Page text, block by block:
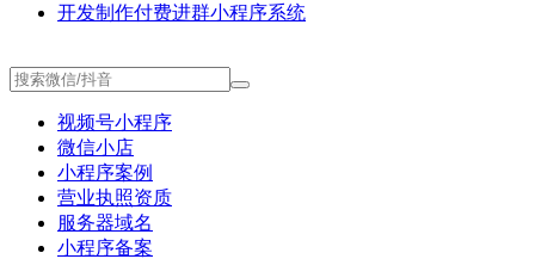
开发制作付费进群小程序系统
视频号小程序
微信小店
小程序案例
营业执照资质
服务器域名
小程序备案